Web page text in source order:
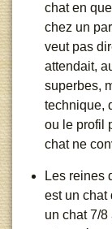
chat en
chez un
veut pas
attendait,
superbes,
technique,
ou le profil
chat ne
Les reines
est un chat
un chat 7/